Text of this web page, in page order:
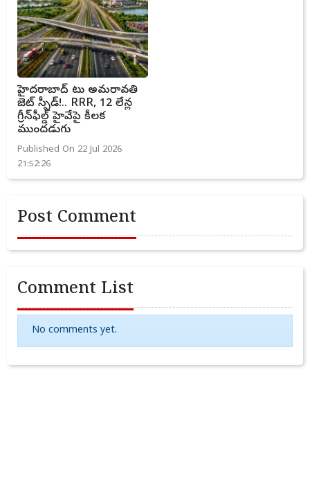
హైదరాబాద్ టు అమరావతి
జెట్ స్పీడ్!.. RRR, 12 లేన్ల
గ్రీన్‌ఫీల్డ్ హైవేపై కీలక
ముందడుగు
Published On 22 Jul 2026
21:52:26
Post Comment
Comment List
No comments yet.